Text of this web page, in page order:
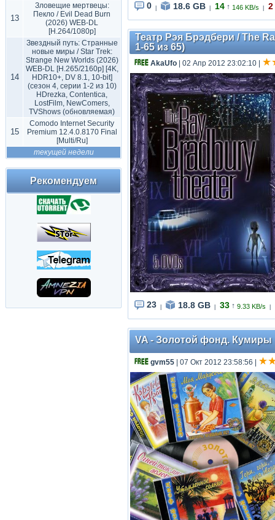
13
Зловещие мертвецы:
Пекло / Evil Dead Burn
(2026) WEB-DL
[H.264/1080p]
14
Звездный путь: Странные
новые миры / Star Trek:
Strange New Worlds (2026)
WEB-DL [H.265/2160p] [4K,
HDR10+, DV 8.1, 10-bit]
(сезон 4, серии 1-2 из 10)
HDrezka, Contentica,
LostFilm, NewComers,
TVShows (обновляемая)
15
Comodo Internet Security
Premium 12.4.0.8170 Final
[Multi/Ru]
текущей недели
Рекомендуем
0 18.6 GB 14 ↑ 146 KB/s 2
Театр Рэя Брэдбери / The
1-65 из 65)
AkaUfo | 02 Апр 2012 23:02:10
23 18.8 GB 33 ↑ 9.33 KB/s
VA - Золотой фонд. Кумиры
gvm55 | 07 Окт 2012 23:58:56